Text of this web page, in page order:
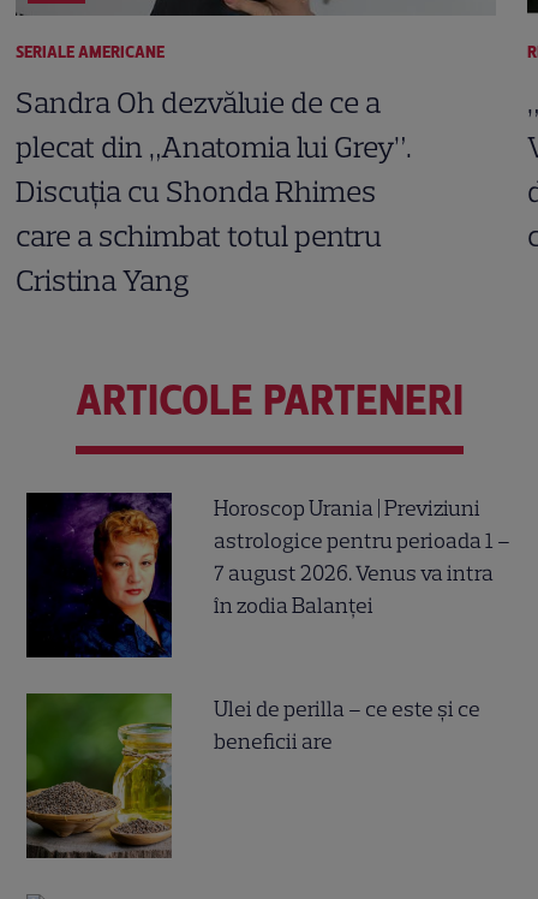
SERIALE AMERICANE
Sandra Oh dezvăluie de ce a
plecat din „Anatomia lui Grey”.
Discuția cu Shonda Rhimes
care a schimbat totul pentru
Cristina Yang
ARTICOLE PARTENERI
Horoscop Urania | Previziuni
astrologice pentru perioada 1 –
7 august 2026. Venus va intra
în zodia Balanței
Ulei de perilla – ce este și ce
beneficii are